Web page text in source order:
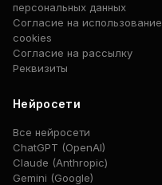
персональных данных
Согласие на использование
cookies
Согласие на рассылку
Реквизиты
Нейросети
Все нейросети
ChatGPT (OpenAI)
Claude (Anthropic)
Gemini (Google)